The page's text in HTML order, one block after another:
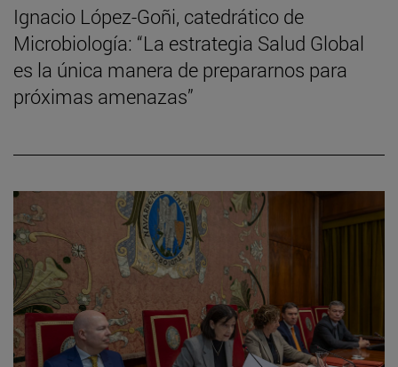
Ignacio López-Goñi, catedrático de
Microbiología: “La estrategia Salud Global
es la única manera de prepararnos para
próximas amenazas”